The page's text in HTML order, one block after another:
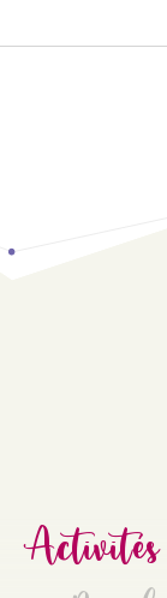
Activités